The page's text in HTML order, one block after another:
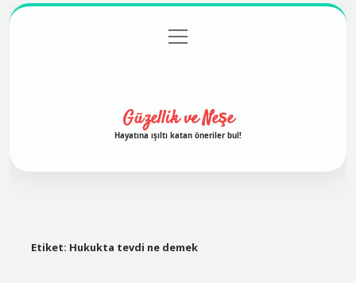
Gizlilik Politikası
menüyü
aç
Güzellik ve Neşe
Hayatına ışıltı katan öneriler bul!
Etiket: Hukukta tevdi ne demek